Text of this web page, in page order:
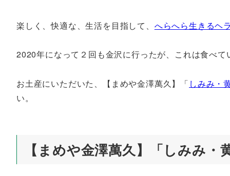
楽しく、快適な、生活を目指して、 へらへら生きるヘ
2020年になって２回も金沢に行ったが、これは食べて
お土産にいただいた、【まめや金澤萬久】「 しみみ・
い。
【まめや金澤萬久】「しみみ